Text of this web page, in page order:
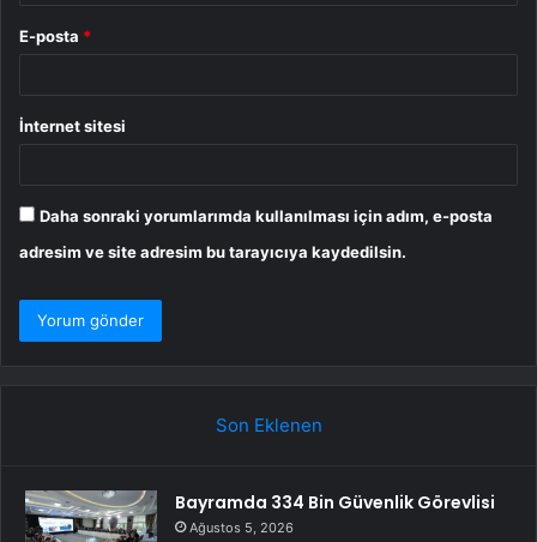
E-posta *
İnternet sitesi
Daha sonraki yorumlarımda kullanılması için adım, e-posta
adresim ve site adresim bu tarayıcıya kaydedilsin.
Son Eklenen
Bayramda 334 Bin Güvenlik Görevlisi
Ağustos 5, 2026